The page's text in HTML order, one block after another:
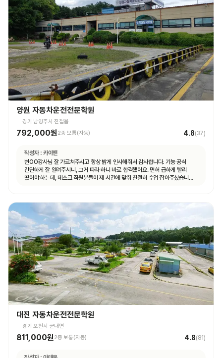
양원 자동차운전전문학원
경기 남양주시 진접읍
792,000원 2종 보통(자동) 4.8(37)
작성자 : 카이맨
변OO강사님 잘 가르쳐주시고 항상 밝게 인사해줘서 감사합니다. 기능 공식
간단하게 잘 알려주시니, 그거 따라 하니 바로 합격했어요. 면허 급하게 빨리
땄어야 하는데, 데스크 직원분들이 제 시간에 맞춰 친절히 수업 잡아주셨습니다.
대진 자동차운전전문학원
경기 포천시 군내면
811,000원 2종 보통(자동) 4.8(81)